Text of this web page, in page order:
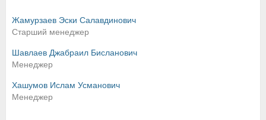
Жамурзаев Эски Салавдинович
Старший менеджер
Шавлаев Джабраил Бисланович
Менеджер
Хашумов Ислам Усманович
Менеджер